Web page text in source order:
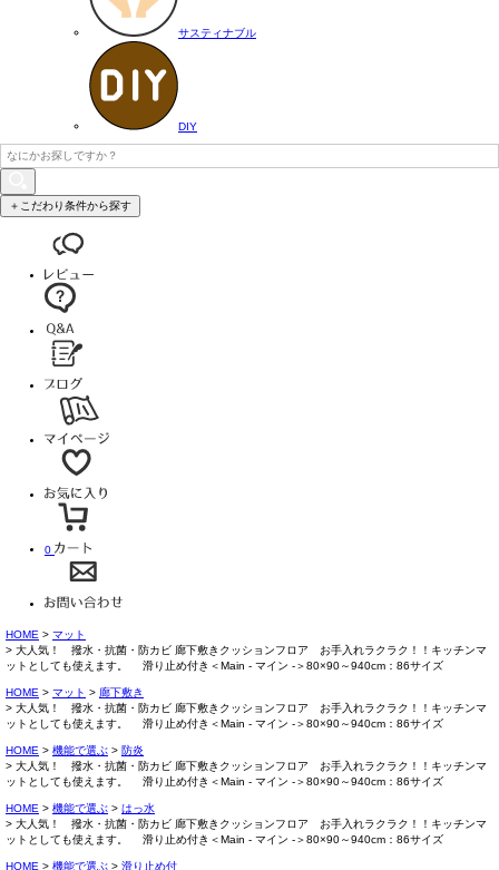
サスティナブル
DIY
＋こだわり条件から探す
0
HOME
マット
大人気！ 撥水・抗菌・防カビ 廊下敷きクッションフロア お手入れラクラク！！キッチンマ
ットとしても使えます。 滑り止め付き＜Main - マイン -＞80×90～940cm：86サイズ
HOME マット
廊下敷き
大人気！ 撥水・抗菌・防カビ 廊下敷きクッションフロア お手入れラクラク！！キッチンマ
ットとしても使えます。 滑り止め付き＜Main - マイン -＞80×90～940cm：86サイズ
HOME 機能で選ぶ
防炎
大人気！ 撥水・抗菌・防カビ 廊下敷きクッションフロア お手入れラクラク！！キッチンマ
ットとしても使えます。 滑り止め付き＜Main - マイン -＞80×90～940cm：86サイズ
HOME 機能で選ぶ
はっ水
大人気！ 撥水・抗菌・防カビ 廊下敷きクッションフロア お手入れラクラク！！キッチンマ
ットとしても使えます。 滑り止め付き＜Main - マイン -＞80×90～940cm：86サイズ
HOME 機能で選ぶ 滑り止め付